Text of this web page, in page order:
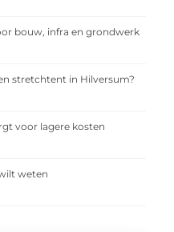
bouw, infra en grondwerk
stretchtent in Hilversum?
voor lagere kosten
weten